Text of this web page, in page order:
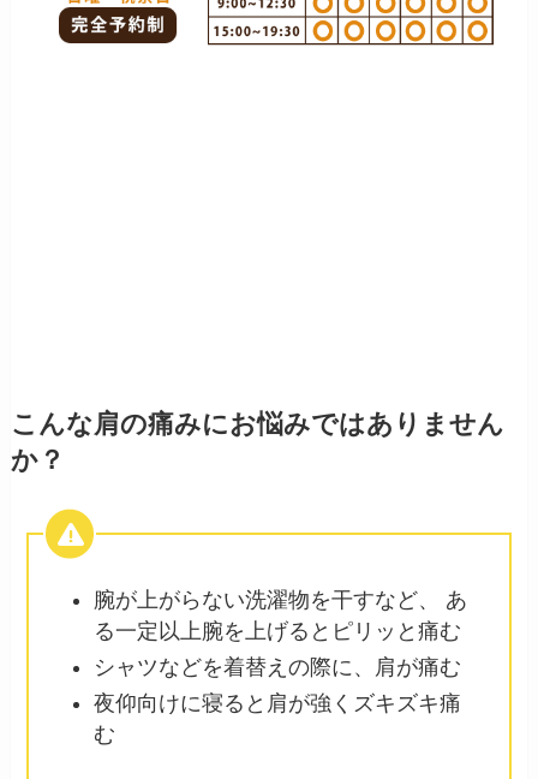
こんな肩の痛みにお悩みではありません
か？
腕が上がらない洗濯物を干すなど、 あ
る一定以上腕を上げるとピリッと痛む
シャツなどを着替えの際に、肩が痛む
夜仰向けに寝ると肩が強くズキズキ痛
む